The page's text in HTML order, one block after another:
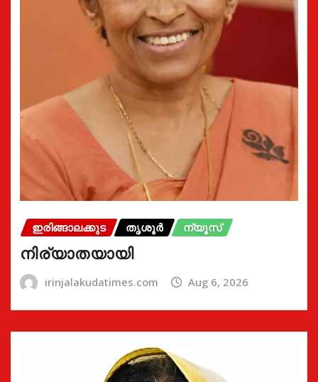
ഇരിങ്ങാലക്കുട തൃശൂർ ന്യൂസ്
നിര്യാതയായി
irinjalakudatimes.com Aug 6, 2026